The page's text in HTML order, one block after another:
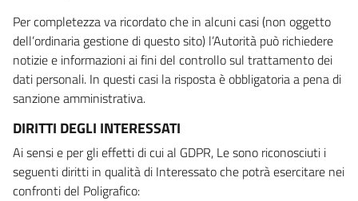
Per completezza va ricordato che in alcuni casi (non oggetto
dell’ordinaria gestione di questo sito) l’Autorità può richiedere
notizie e informazioni ai fini del controllo sul trattamento dei
dati personali. In questi casi la risposta è obbligatoria a pena di
sanzione amministrativa.
DIRITTI DEGLI INTERESSATI
Ai sensi e per gli effetti di cui al GDPR, Le sono riconosciuti i
seguenti diritti in qualità di Interessato che potrà esercitare nei
confronti del Poligrafico: